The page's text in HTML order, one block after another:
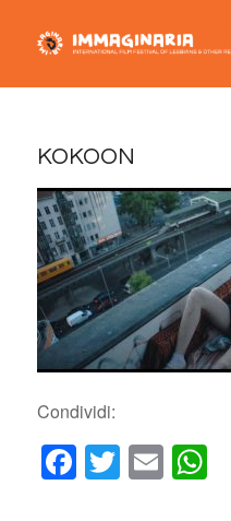
KOKOON
Condividi:
Facebook
Twitter
Email